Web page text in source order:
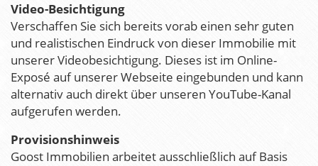
Video-Besichtigung
Verschaffen Sie sich bereits vorab einen sehr guten
und realistischen Eindruck von dieser Immobilie mit
unserer Videobesichtigung. Dieses ist im Online-
Exposé auf unserer Webseite eingebunden und kann
alternativ auch direkt über unseren YouTube-Kanal
aufgerufen werden.
Provisionshinweis
Goost Immobilien arbeitet ausschließlich auf Basis